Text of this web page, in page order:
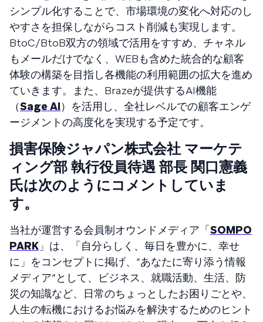
シンプル化することで、市場環境の変化へ対応のし
やすさを担保しながらコスト削減も実現します。
BtoC/BtoB双方の領域で活用をすすめ、チャネル
もメールだけでなく、WEBも含めた統合的な顧客
体験の構築を目指し各機能の利用範囲の拡大を進め
ていきます。また、Brazeが提供するAI機能
（Sage AI）を活用し、全社レベルでの顧客エンゲ
ージメントの高度化を実現する予定です。
損害保険ジャパン株式会社 マーケテ
ィング部 執行役員待遇 部長 関口憲義
氏は次のようにコメントしていま
す。
当社が運営する会員制オウンドメディア「SOMPO
PARK 」は、「自分らしく、毎日を豊かに、幸せ
に」をコンセプトに掲げ、“あなたに寄り添う情報
メディア”として、ビジネス、就職活動、生活、防
災の知識など、日常のちょっとしたお困りごとや、
人生の転機におけるお悩みを解決するためのヒント